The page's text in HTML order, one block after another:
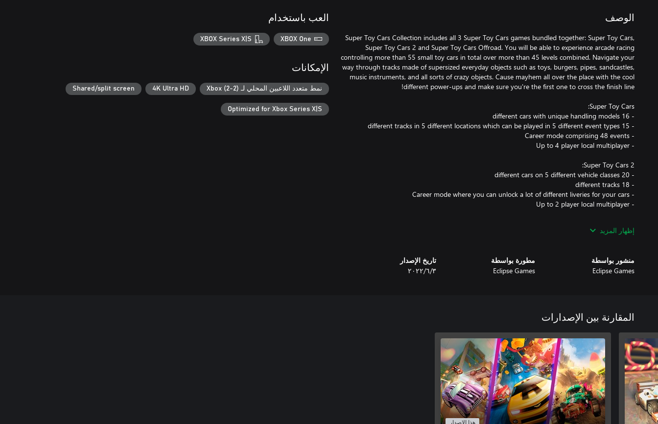
الوصف
Super Toy Cars Collection includes all 3 Super Toy Cars games bundled together: Super Toy Cars,
Super Toy Cars 2 and Super Toy Cars Offroad. You will be able to experience arcade racing
controlling more than 55 small toy cars in total over more than 45 levels combined. Navigate your
way through tracks made of supersized everyday objects such as toys, burgers, pipes, sandcastles,
music instruments, and all sorts of crazy objects. Cause mayhem all over the place with the cool
- Up to 2 player local multiplayer
إظهار المزيد
منشور بواسطة
Eclipse Games
مطورة بواسطة
Eclipse Games
تاريخ الإصدار
٣‏/٦‏/٢٠٢٢
العب باستخدام
XBOX One
XBOX Series X|S
الإمكانات
نمط متعدد اللاعبين المحلي لـ Xbox (2-2) 4K Ultra HD
Shared/split screen
Optimized for Xbox Series X|S
المقارنة بين الإصدارات
هذا الإصدار